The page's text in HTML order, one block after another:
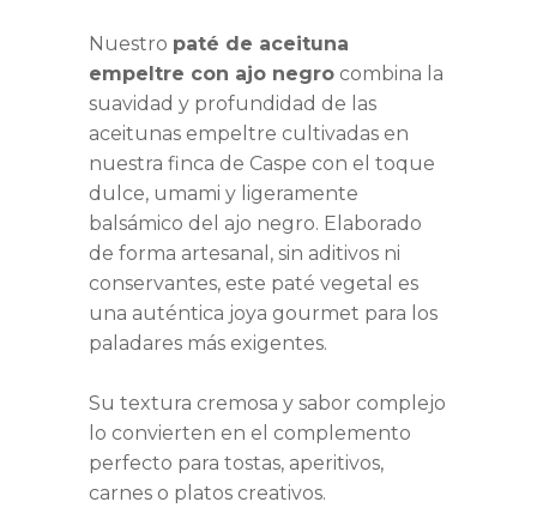
HASTA
6,50 €
Nuestro paté de aceituna
empeltre con ajo negro combina la
suavidad y profundidad de las
aceitunas empeltre cultivadas en
nuestra finca de Caspe con el toque
dulce, umami y ligeramente
balsámico del ajo negro. Elaborado
de forma artesanal, sin aditivos ni
conservantes, este paté vegetal es
una auténtica joya gourmet para los
paladares más exigentes.
Su textura cremosa y sabor complejo
lo convierten en el complemento
perfecto para tostas, aperitivos,
carnes o platos creativos.